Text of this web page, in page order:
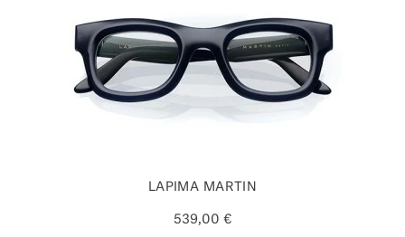
LAPIMA MARTIN
539,00 €